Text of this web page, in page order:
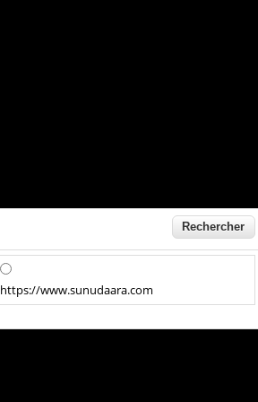
https://www.sunudaara.com